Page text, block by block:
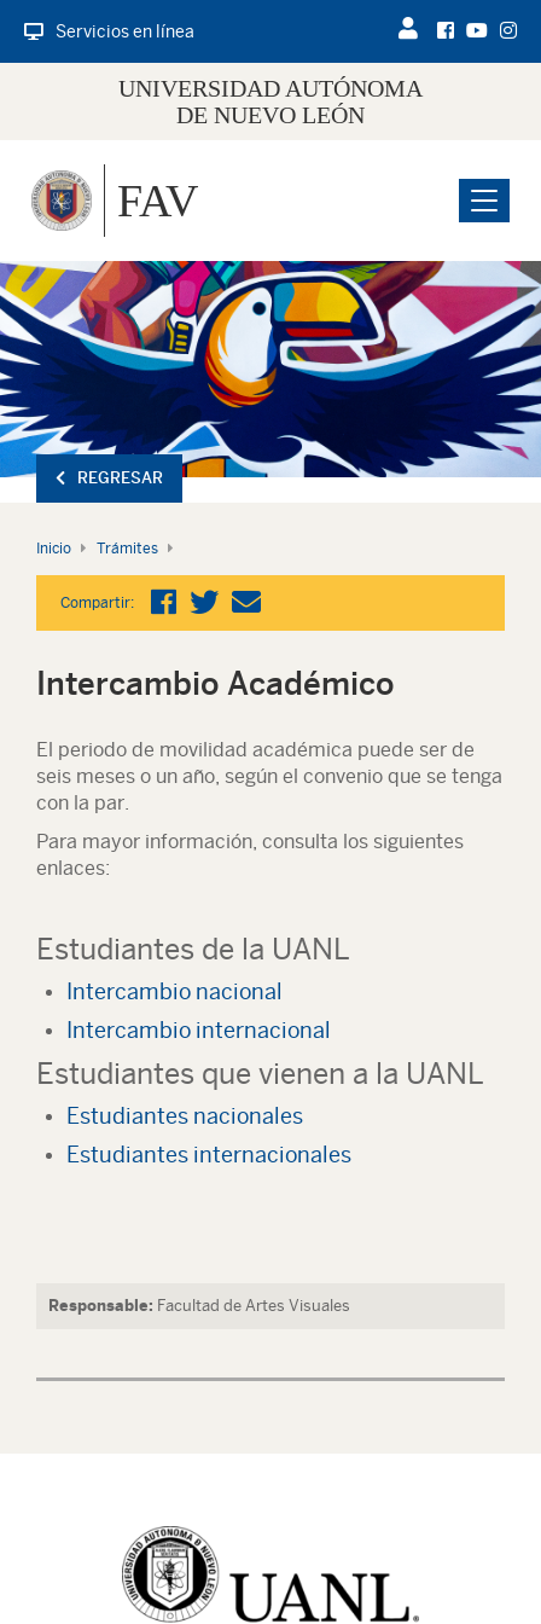
Servicios en línea
UNIVERSIDAD AUTÓNOMA
DE NUEVO LEÓN
Menu
FAV
REGRESAR
Inicio Trámites
Compartir:
Intercambio Académico
El periodo de movilidad académica puede ser de
seis meses o un año, según el convenio que se tenga
con la par.
Para mayor información, consulta los siguientes
enlaces:
Estudiantes de la UANL
Intercambio nacional
Intercambio internacional
Estudiantes que vienen a la UANL
Estudiantes nacionales
Estudiantes internacionales
Responsable: Facultad de Artes Visuales